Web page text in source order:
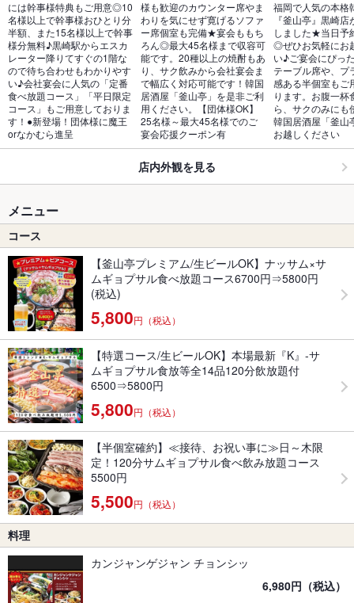
には幹事様特典もご用意◎10
名様以上で幹事様おひとり分
半額、また15名様以上で幹事
様分無料♪黒崎駅からエスカ
レーター降りてすぐの1階な
ので待ち合わせもわかりやす
い♪会社宴会に人気の「定番
食べ放題コース」「平日限定
コース」もご用意しておりま
す！●新登場！団体様に魔王
orなかむら進呈
様も歓迎のカウンター席やま
わりを気にせず寛げるソファ
ー席個室も完備★宴会ももち
ろん◎最大45名様まで収容可
能です。20種以上の焼酎もあ
り、サク飲みから会社宴会ま
で幅広く対応可能です！韓国
居酒屋「釜山亭」を是非ご利
用ください。【団体様OK】
25名様～最大45名様でのご
宴会応援クーポン有
福岡で人気の本格
『釜山亭』黒崎
しました★当日予
◎ぜひお気軽にお
い♪ご宴会にぴっ
テーブル席や、プ
感ある半個室もご
ります。お腹一杯
ら、サクのみにも
韓国居酒屋「釜山
お越しください
店内外観を見る
メニュー
コース
【釜山亭プレミアム/生ビールOK】ナッサム×サ
ムギョプサル食べ放題コース6700円⇒5800円
(税込)
5,800円（税込）
【特選コース/生ビールOK】本場最新『K』-サ
ムギョプサル食放等全14品120分飲放題付
6500⇒5800円
5,800円（税込）
【半個室確約】≪接待、お祝い事に≫日～木限
定！120分サムギョプサル食べ飲み放題コース
5500円
5,500円（税込）
料理
カンジャンゲジャン チョンシッ
6,980円（税込）